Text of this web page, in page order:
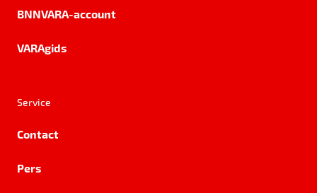
BNNVARA-account
VARAgids
Service
Contact
Pers